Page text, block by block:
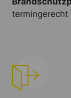
termingerecht